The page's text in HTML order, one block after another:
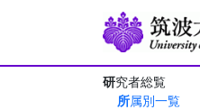
研究者総覧
所属別一覧